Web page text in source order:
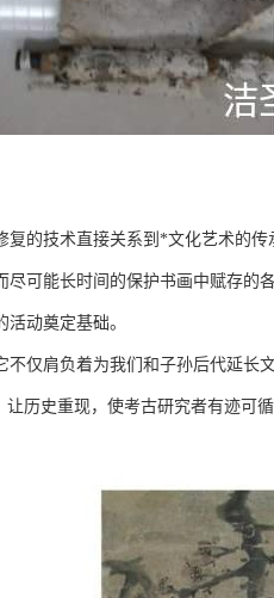
的技术直接关系到*文化艺术的传
可能长时间的保护书画中赋存
动奠定基础。
仅肩负着为我们和子孙后代延长
历史重现，使考古研究者有迹可